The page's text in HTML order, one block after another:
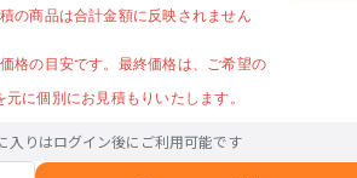
の商品は合計金額に反映されません
格の目安です。最終価格は、ご希望の
元に個別にお見積もりいたします。
入りはログイン後にご利用可能です